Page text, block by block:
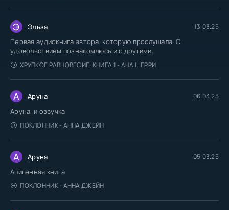
Э Эльза 13.03.25
Первая аудиокнига автора, которую прослушала. С
удовольствием познакомлюсь и с другими.
ХРУПКОЕ РАВНОВЕСИЕ. КНИГА 1 - АНА ШЕРРИ
А Аруна 06.03.25
Аруна, и озвучка
ПОКЛОННИК - АННА ДЖЕЙН
А Аруна 05.03.25
Апигенная книга
ПОКЛОННИК - АННА ДЖЕЙН